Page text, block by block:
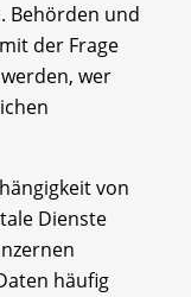
Behörden und
der Frage
wer
von
Dienste
häufig